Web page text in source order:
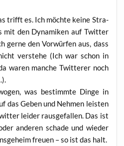
trifft es. Ich möch­te kei­ne Stra­
mit den Dyna­mi­ken auf Twit­ter
ger­ne den Vor­wür­fen aus, dass
ver­ste­he (Ich war schon in
waren man­che Twit­te­rer noch
was bestimm­te Din­ge in
das Geben und Neh­men leis­ten
lei­der raus­ge­fal­len. Das ist
ande­ren scha­de und wie­der
freu­en – so ist das halt.